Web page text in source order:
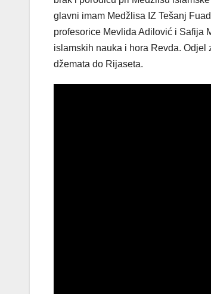
glavni imam Medžlisa IZ Tešanj
profesorice Mevlida Adilović i Safija
islamskih nauka i hora Revda. Odjel
džemata do Rijaseta.